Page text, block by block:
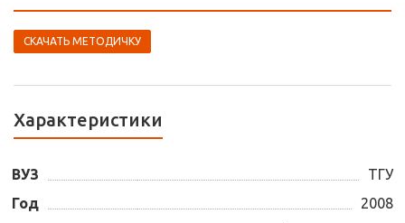
СКАЧАТЬ МЕТОДИЧКУ
Характеристики
ВУЗ
ТГУ
Год
2008